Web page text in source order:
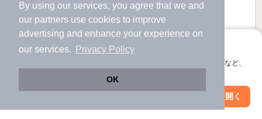
By using our services, you agree that we and
our partners use cookies to improve
advertising and enhance your experience on
our services.
Privacy Policy
OK
アプリに切り替えて、サクサクお部屋探し
会員登録なしですぐ使える。マップ検索やお気に入り保存など、
アプリを開く
お問い合わせ （無料）
グレイスヒラタ５０５のすべての部屋を見る
絞り込み条件を変更